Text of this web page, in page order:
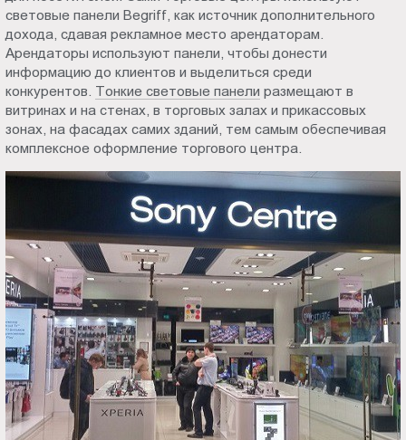
световые панели Begriff, как источник дополнительного
дохода, сдавая рекламное место арендаторам.
Арендаторы используют панели, чтобы донести
информацию до клиентов и выделиться среди
конкурентов. Тонкие световые панели размещают в
витринах и на стенах, в торговых залах и прикассовых
зонах, на фасадах самих зданий, тем самым обеспечивая
комплексное оформление торгового центра.
Пт.:
9.00-
18.00
Сб.,
выходной